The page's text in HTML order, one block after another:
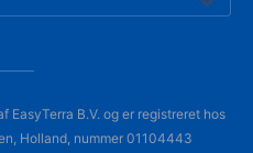
EasyTerra B.V. og er registreret hos
Holland, nummer 01104443